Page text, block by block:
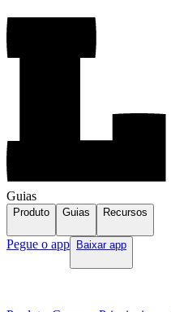
Guias
Produto Guias Recursos
Pegue o app Baixar app